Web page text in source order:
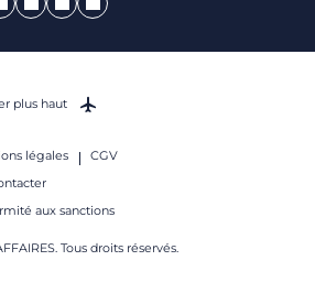
légales
CGV
aux sanctions
Tous droits réservés.
plus haut